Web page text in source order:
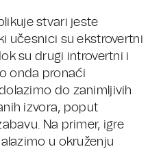
stvari jeste
učesnici su ekstrovertni
su drugi introvertni i
onda pronaći
do zanimljivih
izvora, poput
Na primer, igre
u okruženju